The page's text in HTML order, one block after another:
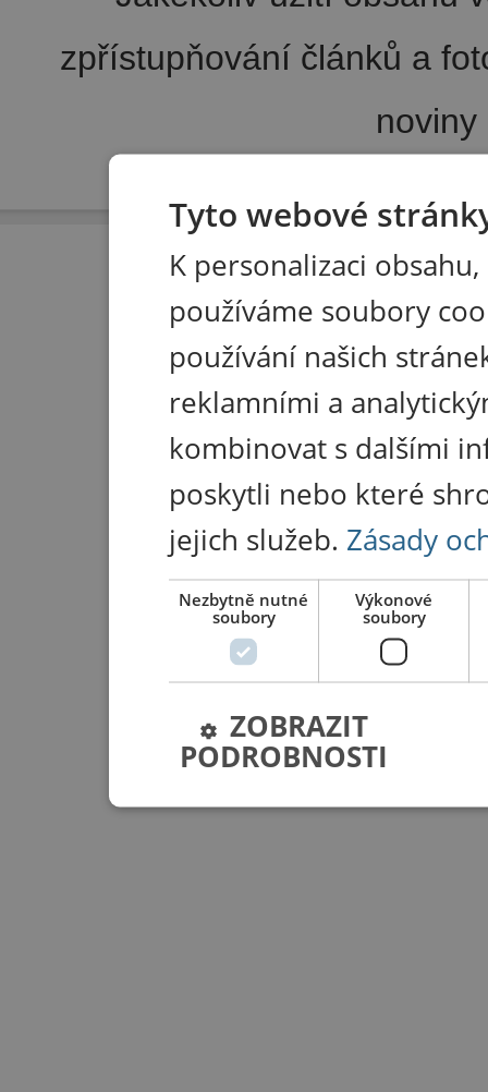
zpřístupňování článků a
Tyto webové
K personalizaci
používáme soubory
používání našich
reklamními a
kombinovat s dalšími
poskytli nebo které
jejich služeb. Zásady
Nezbytně nutné
soubory
Výkonové
soubory
ZOBRAZIT
PODROBNOSTI